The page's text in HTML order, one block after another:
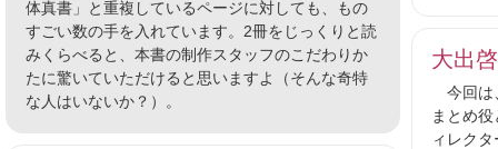
体真書」と重複しているページに対しても、もの
すごい数の手を入れています。2冊をじっくりと読
みくらべると、本書の制作スタッフのこだわりか
たに驚いていただけると思いますよ（そんな奇特
な人はいないか？）。
大出
今回は
まとめ
ィレク